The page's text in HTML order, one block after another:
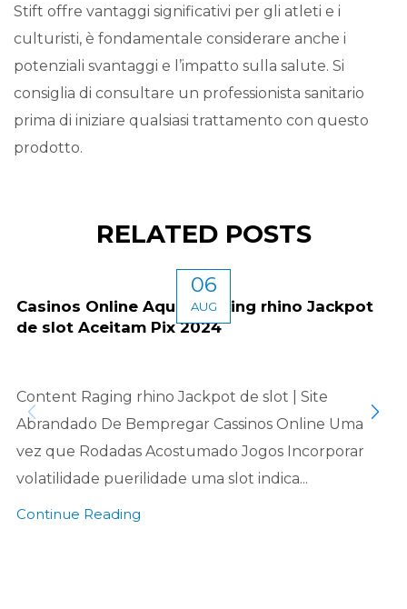
Stift offre vantaggi significativi per gli atleti e i
culturisti, è fondamentale considerare anche i
potenziali svantaggi e l’impatto sulla salute. Si
consiglia di consultare un professionista sanitario
prima di iniziare qualsiasi trattamento con questo
prodotto.
RELATED POSTS
06
AUG
Casinos Online Aquele raging rhino Jackpot
de slot Aceitam Pix 2024
Content Raging rhino Jackpot de slot | Site
Abrandado De Bempregar Cassinos Online Uma
vez que Rodadas Acostumado Jogos Incorporar
volatilidade puerilidade uma slot indica...
Continue Reading